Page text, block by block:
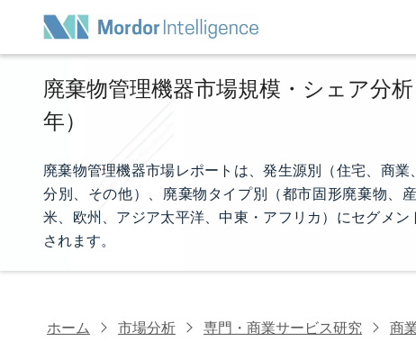
廃棄物管理機器市場規模・シェア分
年）
廃棄物管理機器市場レポートは、発生源別（住宅、商
分別、その他）、廃棄物タイプ別（都市固形廃棄物、
米、欧州、アジア太平洋、中東・アフリカ）にセグメ
されます。
ホーム 市場分析 専門・商業サービス研究 商